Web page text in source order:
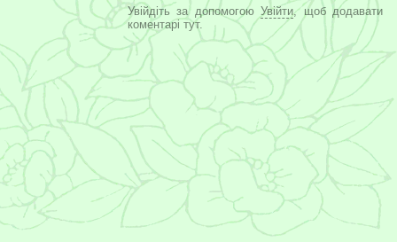
Увійдіть за допомогоюУвійти, щоб додавати
коментарі тут.